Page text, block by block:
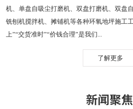
机、单盘自吸尘打磨机、双盘打磨机、双盘
铣刨机搅拌机、摊铺机等各种环氧地坪施工
上”“交货准时”“价钱合理”是我们...
了解更多